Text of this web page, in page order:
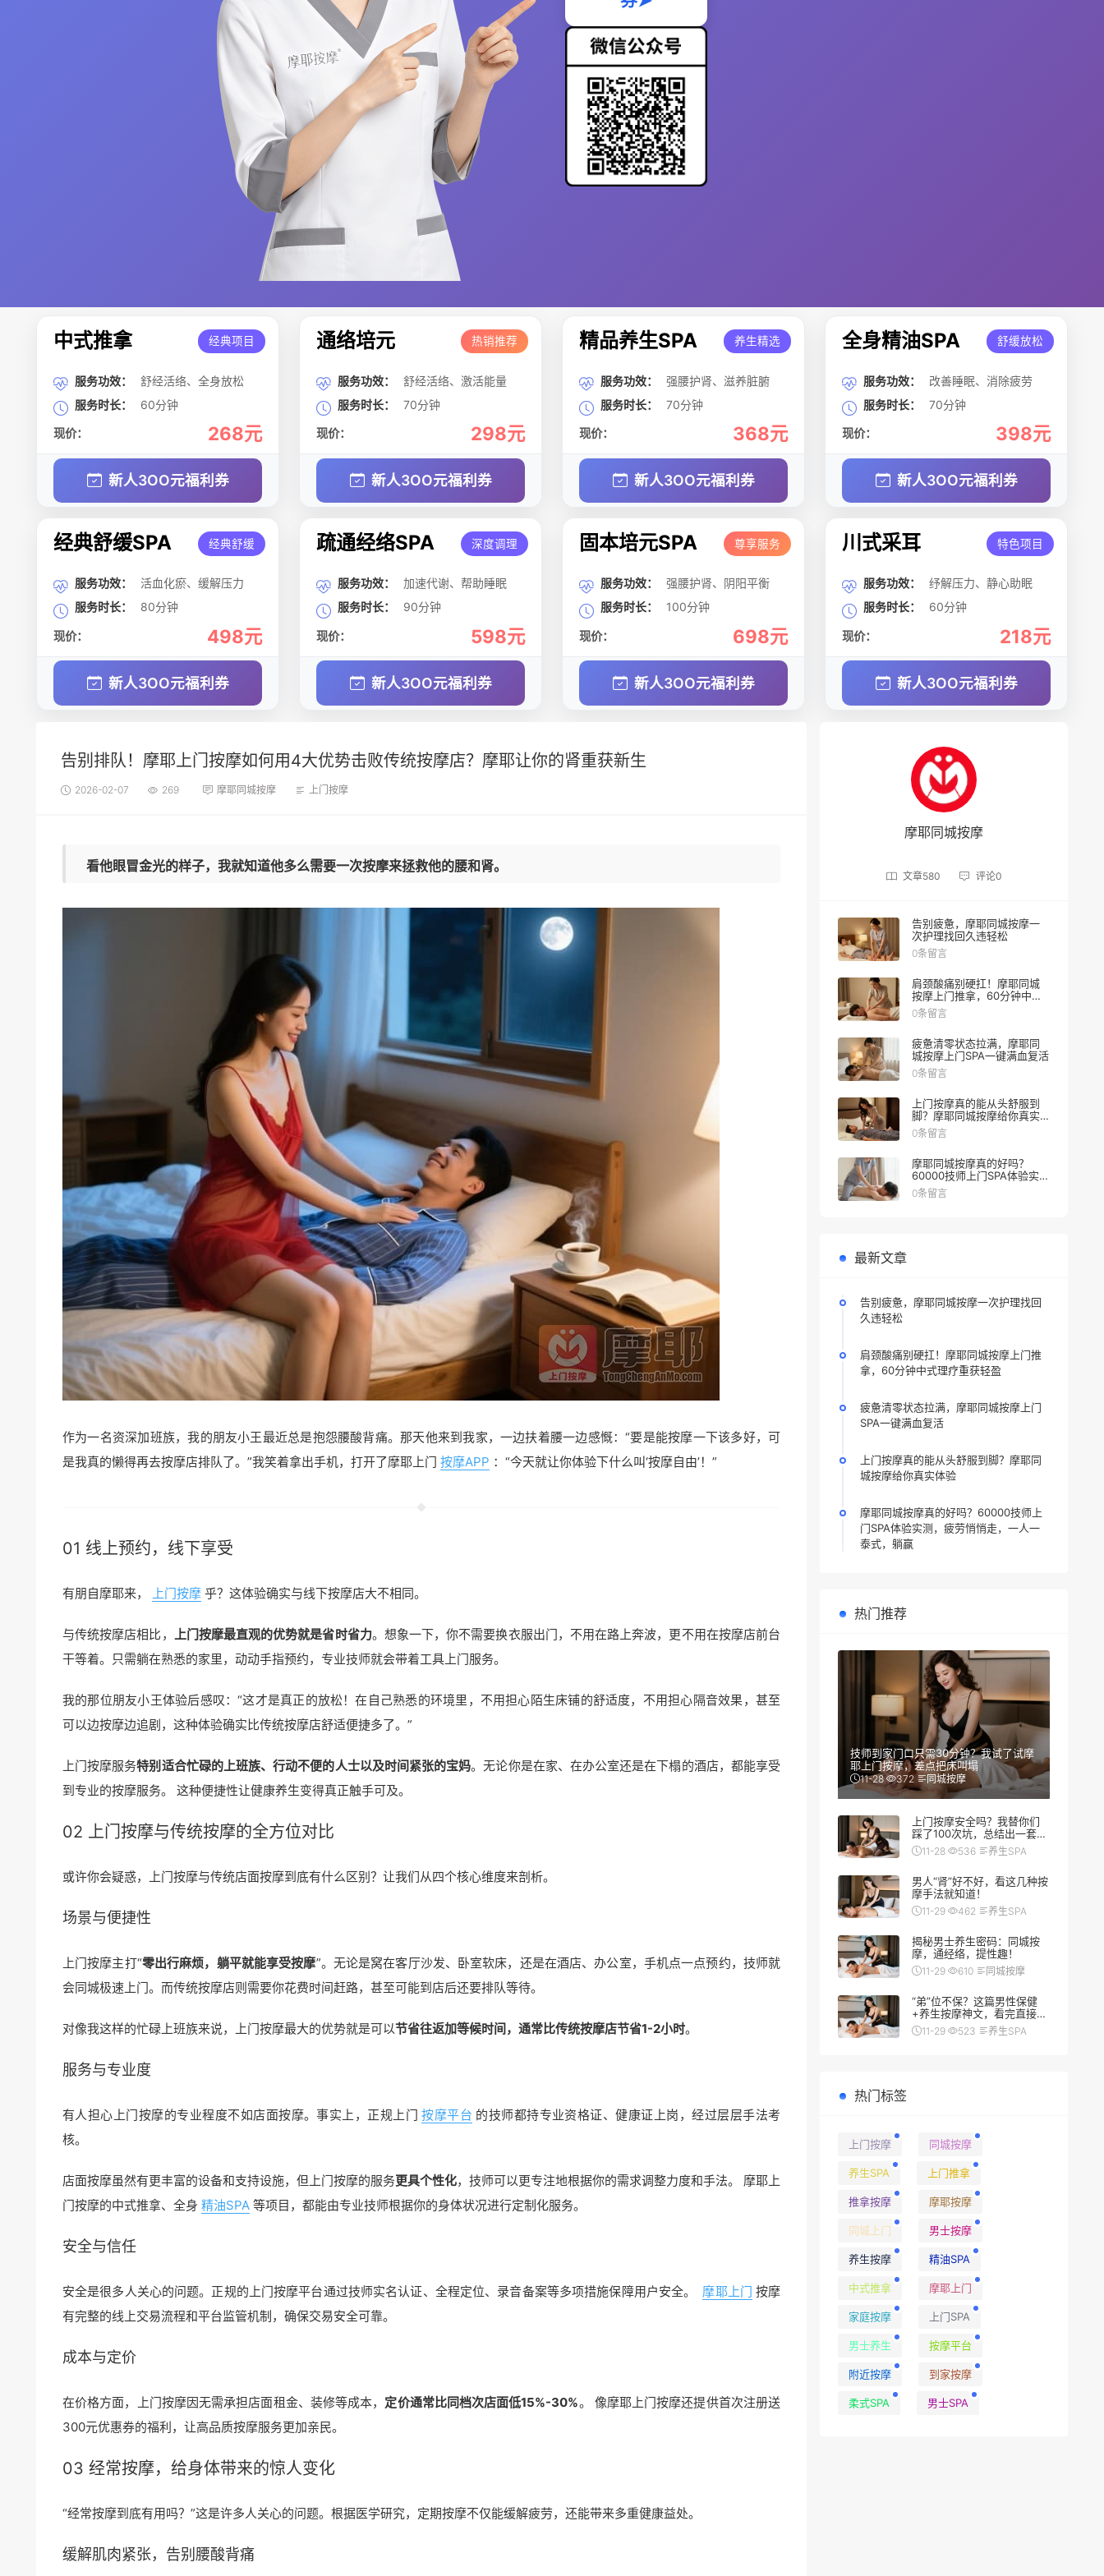
中式推拿 经典项目
服务功效：
舒经活络、全身放松
服务时长：
60分钟
现价： 268元
新人3OO元福利券
通络培元 热销推荐
服务功效：
舒经活络、激活能量
服务时长：
70分钟
现价： 298元
新人3OO元福利券
精品养生SPA 养生精选
服务功效：
强腰护肾、滋养脏腑
服务时长：
70分钟
现价： 368元
新人3OO元福利券
全身精油SPA 舒缓放松
服务功效：
改善睡眠、消除疲劳
服务时长：
70分钟
现价： 398元
新人3OO元福利券
经典舒缓SPA 经典舒缓
服务功效：
活血化瘀、缓解压力
服务时长：
80分钟
现价： 498元
新人3OO元福利券
疏通经络SPA 深度调理
服务功效：
加速代谢、帮助睡眠
服务时长：
90分钟
现价： 598元
新人3OO元福利券
固本培元SPA 尊享服务
服务功效：
强腰护肾、阴阳平衡
服务时长：
100分钟
现价： 698元
新人3OO元福利券
川式采耳 特色项目
服务功效：
纾解压力、静心助眠
服务时长：
60分钟
现价： 218元
新人3OO元福利券
告别排队！摩耶上门按摩如何用4大优势击败传统按摩店？摩耶让你的肾重获新生
2026-02-07 269 摩耶同城按摩 上门按摩
看他眼冒金光的样子，我就知道他多么需要一次按摩来拯救他的腰和肾。
作为一名资深加班族，我的朋友小王最近总是抱怨腰酸背痛。那天他来到我家，一边扶着腰一边感慨：“要是能按摩一下该多好，可
是我真的懒得再去按摩店排队了。”我笑着拿出手机，打开了摩耶上门 按摩APP ：“今天就让你体验下什么叫‘按摩自由’！”
01 线上预约，线下享受
有朋自摩耶来， 上门按摩 乎？这体验确实与线下按摩店大不相同。
与传统按摩店相比， 上门按摩最直观的优势就是省时省力。想象一下，你不需要换衣服出门，不用在路上奔波，更不用在按摩店前台
干等着。只需躺在熟悉的家里，动动手指预约，专业技师就会带着工具上门服务。
我的那位朋友小王体验后感叹：“这才是真正的放松！在自己熟悉的环境里，不用担心陌生床铺的舒适度，不用担心隔音效果，甚至
可以边按摩边追剧，这种体验确实比传统按摩店舒适便捷多了。”
上门按摩服务特别适合忙碌的上班族、行动不便的人士以及时间紧张的宝妈。无论你是在家、在办公室还是在下榻的酒店，都能享受
到专业的按摩服务。 这种便捷性让健康养生变得真正触手可及。
02 上门按摩与传统按摩的全方位对比
或许你会疑惑，上门按摩与传统店面按摩到底有什么区别？让我们从四个核心维度来剖析。
场景与便捷性
上门按摩主打“零出行麻烦，躺平就能享受按摩”。无论是窝在客厅沙发、卧室软床，还是在酒店、办公室，手机点一点预约，技师就
会同城极速上门。而传统按摩店则需要你花费时间赶路，甚至可能到店后还要排队等待。
对像我这样的忙碌上班族来说，上门按摩最大的优势就是可以节省往返加等候时间，通常比传统按摩店节省1-2小时。
服务与专业度
有人担心上门按摩的专业程度不如店面按摩。事实上，正规上门 按摩平台 的技师都持专业资格证、健康证上岗，经过层层手法考
核。
店面按摩虽然有更丰富的设备和支持设施，但上门按摩的服务更具个性化，技师可以更专注地根据你的需求调整力度和手法。 摩耶上
门按摩的中式推拿、全身 精油SPA 等项目，都能由专业技师根据你的身体状况进行定制化服务。
安全与信任
安全是很多人关心的问题。正规的上门按摩平台通过技师实名认证、全程定位、录音备案等多项措施保障用户安全。 摩耶上门 按摩
有完整的线上交易流程和平台监管机制，确保交易安全可靠。
成本与定价
在价格方面，上门按摩因无需承担店面租金、装修等成本， 定价通常比同档次店面低15%-30%。 像摩耶上门按摩还提供首次注册送
300元优惠券的福利，让高品质按摩服务更加亲民。
03 经常按摩，给身体带来的惊人变化
“经常按摩到底有用吗？”这是许多人关心的问题。根据医学研究，定期按摩不仅能缓解疲劳，还能带来多重健康益处。
缓解肌肉紧张，告别腰酸背痛
摩耶同城按摩
文章580 评论0
告别疲惫，摩耶同城按摩一
次护理找回久违轻松
0条留言
肩颈酸痛别硬扛！摩耶同城
按摩上门推拿，60分钟中式
理疗重获轻盈
0条留言
疲惫清零状态拉满，摩耶同
城按摩上门SPA一键满血复活
0条留言
上门按摩真的能从头舒服到
脚？摩耶同城按摩给你真实
体验
0条留言
摩耶同城按摩真的好吗？
60000技师上门SPA体验实
测，疲劳悄悄走，一人一泰
式，躺赢
0条留言
最新文章
告别疲惫，摩耶同城按摩一次护理找回
久违轻松
肩颈酸痛别硬扛！摩耶同城按摩上门推
拿，60分钟中式理疗重获轻盈
疲惫清零状态拉满，摩耶同城按摩上门
SPA一键满血复活
上门按摩真的能从头舒服到脚？摩耶同
城按摩给你真实体验
摩耶同城按摩真的好吗？60000技师上
门SPA体验实测，疲劳悄悄走，一人一
泰式，躺赢
热门推荐
技师到家门口只需30分钟？我试了试摩
耶上门按摩，差点把床叫塌
11-28 372 同城按摩
上门按摩安全吗？我替你们
踩了100次坑，总结出一套防
翻车秘籍
11-28 536 养生SPA
男人“肾”好不好，看这几种按
摩手法就知道！
11-29 462 养生SPA
揭秘男士养生密码：同城按
摩，通经络，提性趣！
11-29 610 同城按摩
“弟”位不保？这篇男性保健
+养生按摩神文，看完直接硬
（朗）了
11-29 523 养生SPA
热门标签
上门按摩 同城按摩
养生SPA 上门推拿
推拿按摩 摩耶按摩
同城上门 男士按摩
养生按摩 精油SPA
中式推拿 摩耶上门
家庭按摩 上门SPA
男士养生 按摩平台
附近按摩 到家按摩
柔式SPA 男士SPA